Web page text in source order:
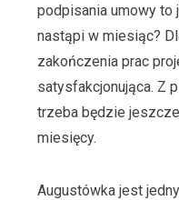
podpisania umowy to
nastąpi w miesiąc?
zakończenia prac
satysfakcjonująca. Z
trzeba będzie
miesięcy.
Augustówka jest